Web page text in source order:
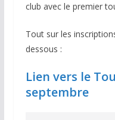
club avec le premier
Tout sur les
dessous :
Lien vers le
septembre